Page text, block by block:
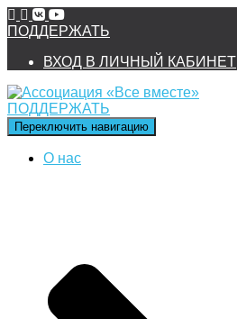
ПОДДЕРЖАТЬ
ВХОД В ЛИЧНЫЙ КАБИНЕТ
ПОДДЕРЖАТЬ
Переключить навигацию
О нас